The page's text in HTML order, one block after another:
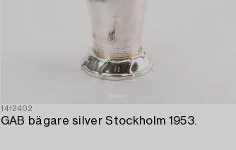
1412402
GAB bägare silver Stockholm 1953.